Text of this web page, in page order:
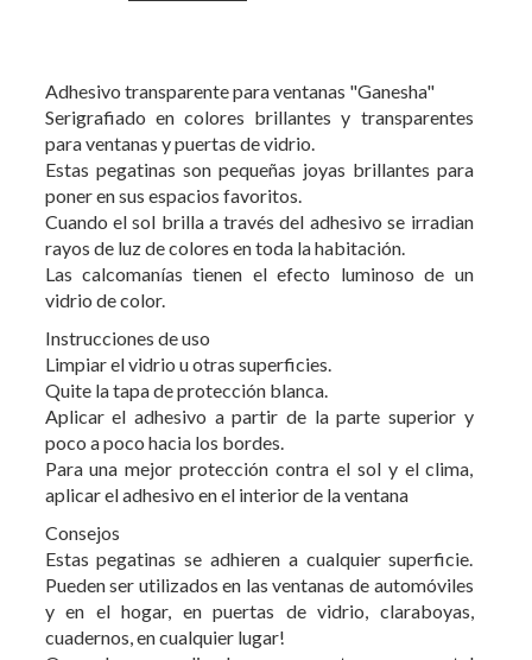
para ventanas y puertas de vidrio.
Estas pegatinas son pequeñas joyas brillantes para
poner en sus espacios favoritos.
Cuando el sol brilla a través del adhesivo se irradian
rayos de luz de colores en toda la habitación.
Las calcomanías tienen el efecto luminoso de un
vidrio de color.
Instrucciones de uso
Limpiar el vidrio u otras superficies.
Quite la tapa de protección blanca.
Aplicar el adhesivo a partir de la parte superior y
poco a poco hacia los bordes.
Para una mejor protección contra el sol y el clima,
aplicar el adhesivo en el interior de la ventana
Consejos
Estas pegatinas se adhieren a cualquier superficie.
Pueden ser utilizados en las ventanas de automóviles
y en el hogar, en puertas de vidrio, claraboyas,
cuadernos, en cualquier lugar!
O pueden ser aplicados a una carta o una postal
como un pequeño regalo 'luminoso' para un amigo.